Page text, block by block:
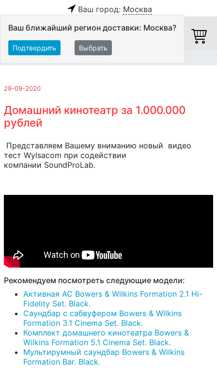
Ваш город: Москва
Ваш ближайший регион доставки: Москва?
Подтвердить Выбрать
29-09-2020
Домашний кинотеатр за 1.000.000
рублей
Представляем Вашему вниманию новый видео
тест Wylsacom при содействии
компании SoundProLab.
Рекомендуем посмотреть следующие модели:
Активная АС Bowers & Wilkins Formation 2.1 Hi-
Fidelity Set. Black.
Саундбар с сабвуфером Bowers & Wilkins
Formation 3.1 Cinema Set. Black.
Комплект домашнего кинотеатра Bowers &
Wilkins Formation 5.1 Cinema Set. Black.
Мультирумный саундбар Bowers & Wilkins
Formation Bar. Black.